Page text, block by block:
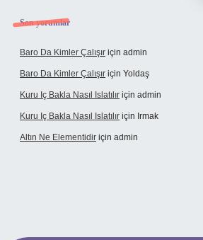
Son yorumlar
Baro Da Kimler Çalışır için admin
Baro Da Kimler Çalışır için Yoldaş
Kuru Iç Bakla Nasıl Islatılır için admin
Kuru Iç Bakla Nasıl Islatılır için Irmak
Altın Ne Elementidir için admin